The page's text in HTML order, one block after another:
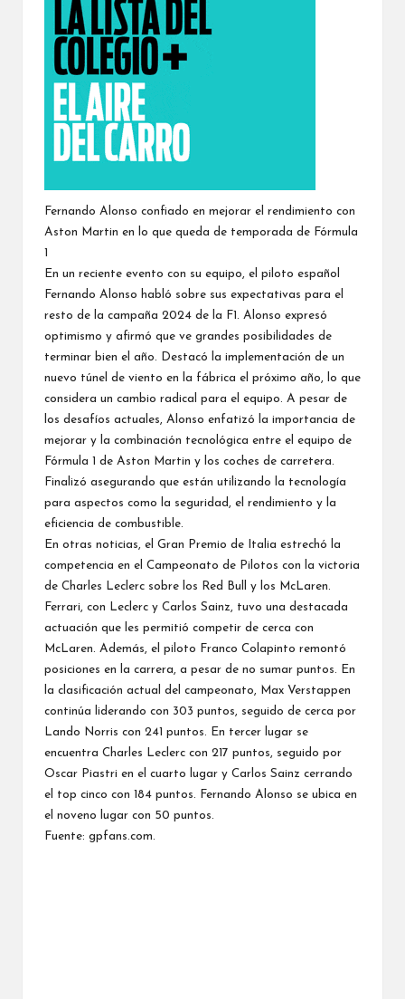
Fernando Alonso confiado en mejorar el rendimiento con
Aston Martin en lo que queda de temporada de Fórmula
1
En un reciente evento con su equipo, el piloto español
Fernando Alonso habló sobre sus expectativas para el
resto de la campaña 2024 de la F1. Alonso expresó
optimismo y afirmó que ve grandes posibilidades de
terminar bien el año. Destacó la implementación de un
nuevo túnel de viento en la fábrica el próximo año, lo que
considera un cambio radical para el equipo. A pesar de
los desafíos actuales, Alonso enfatizó la importancia de
mejorar y la combinación tecnológica entre el equipo de
Fórmula 1 de Aston Martin y los coches de carretera.
Finalizó asegurando que están utilizando la tecnología
para aspectos como la seguridad, el rendimiento y la
eficiencia de combustible.
En otras noticias, el Gran Premio de Italia estrechó la
competencia en el Campeonato de Pilotos con la victoria
de Charles Leclerc sobre los Red Bull y los McLaren.
Ferrari, con Leclerc y Carlos Sainz, tuvo una destacada
actuación que les permitió competir de cerca con
McLaren. Además, el piloto Franco Colapinto remontó
posiciones en la carrera, a pesar de no sumar puntos. En
la clasificación actual del campeonato, Max Verstappen
continúa liderando con 303 puntos, seguido de cerca por
Lando Norris con 241 puntos. En tercer lugar se
encuentra Charles Leclerc con 217 puntos, seguido por
Oscar Piastri en el cuarto lugar y Carlos Sainz cerrando
el top cinco con 184 puntos. Fernando Alonso se ubica en
el noveno lugar con 50 puntos.
Fuente: gpfans.com.